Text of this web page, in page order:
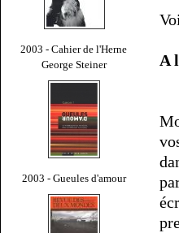
2003 - Cahier de l'Herne
George Steiner
2003 - Gueules d'amour
A